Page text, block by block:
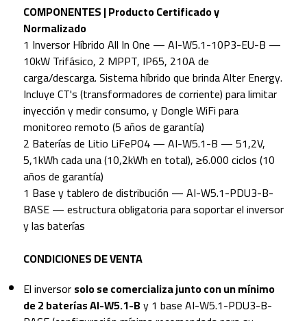
COMPONENTES | Producto Certificado y
Normalizado
1 Inversor Híbrido All In One — AI-W5.1-10P3-EU-B —
10kW Trifásico, 2 MPPT, IP65, 210A de
carga/descarga. Sistema híbrido que brinda Alter Energy.
Incluye CT's (transformadores de corriente) para limitar
inyección y medir consumo, y Dongle WiFi para
monitoreo remoto (5 años de garantía)
2 Baterías de Litio LiFePO4 — AI-W5.1-B — 51,2V,
5,1kWh cada una (10,2kWh en total), ≥6.000 ciclos (10
años de garantía)
1 Base y tablero de distribución — AI-W5.1-PDU3-B-
BASE — estructura obligatoria para soportar el inversor
y las baterías
CONDICIONES DE VENTA
El inversorsolo se comercializa junto con un mínimo
de 2 baterías AI-W5.1-By 1 base AI-W5.1-PDU3-B-